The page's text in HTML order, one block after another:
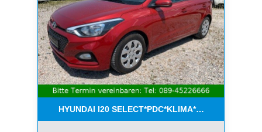
HYUNDAI I20 SELECT*PDC*KLIMA*ESP*8-